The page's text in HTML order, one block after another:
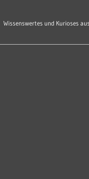
Wissenswertes und Kurioses